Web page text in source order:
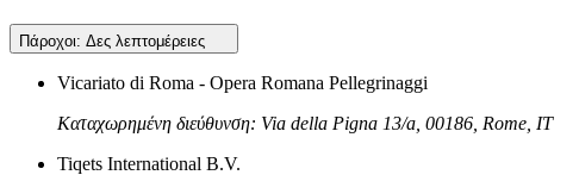
Πάροχοι: Δες λεπτομέρειες
Vicariato di Roma - Opera Romana Pellegrinaggi
Καταχωρημένη διεύθυνση: Via della Pigna 13/a, 00186, Rome, IT
Tiqets International B.V.